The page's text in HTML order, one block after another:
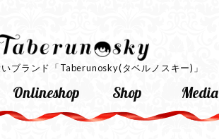
ブランド 「Taberunosky(タベルノスキー)」
Onlineshop Shop Media